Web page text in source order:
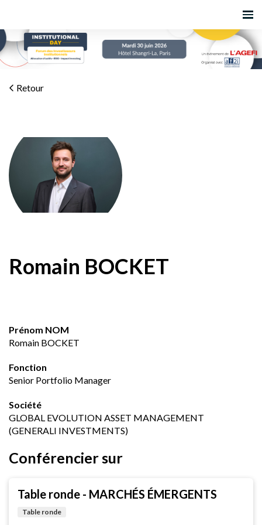
Retour
Romain BOCKET
Prénom NOM
Romain BOCKET
Fonction
Senior Portfolio Manager
Société
GLOBAL EVOLUTION ASSET MANAGEMENT
(GENERALI INVESTMENTS)
Conférencier sur
Table ronde - MARCHÉS ÉMERGENTS
Table ronde